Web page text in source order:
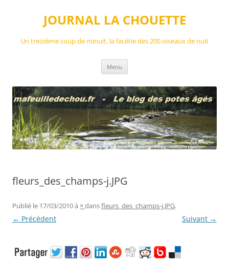
JOURNAL LA CHOUETTE
Un treizième coup de minuit, la facétie des 200 oiseaux de nuit
Menu
fleurs_des_champs-j.JPG
Publié le 17/03/2010à ×dansfleurs_des_champs-j.JPG.
← Précédent Suivant →